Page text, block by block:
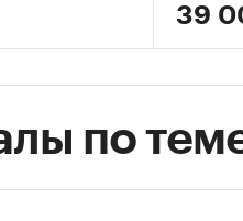
О
39
по